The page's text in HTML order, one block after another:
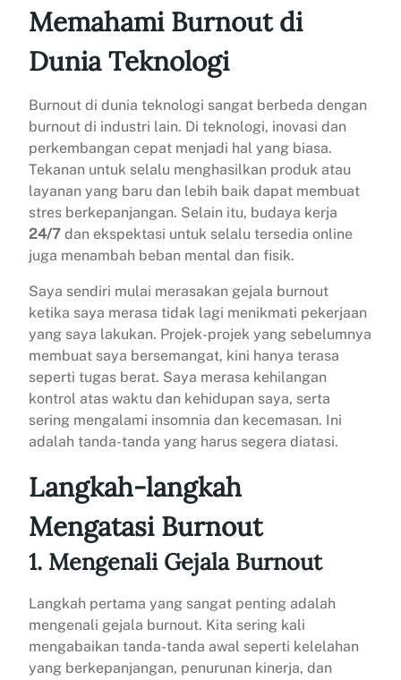
Memahami Burnout di
Dunia Teknologi
Burnout di dunia teknologi sangat berbeda dengan
burnout di industri lain. Di teknologi, inovasi dan
perkembangan cepat menjadi hal yang biasa.
Tekanan untuk selalu menghasilkan produk atau
layanan yang baru dan lebih baik dapat membuat
stres berkepanjangan. Selain itu, budaya kerja
24/7 dan ekspektasi untuk selalu tersedia online
juga menambah beban mental dan fisik.
Saya sendiri mulai merasakan gejala burnout
ketika saya merasa tidak lagi menikmati pekerjaan
yang saya lakukan. Projek-projek yang sebelumnya
membuat saya bersemangat, kini hanya terasa
seperti tugas berat. Saya merasa kehilangan
kontrol atas waktu dan kehidupan saya, serta
sering mengalami insomnia dan kecemasan. Ini
adalah tanda-tanda yang harus segera diatasi.
Langkah-langkah
Mengatasi Burnout
1. Mengenali Gejala Burnout
Langkah pertama yang sangat penting adalah
mengenali gejala burnout. Kita sering kali
mengabaikan tanda-tanda awal seperti kelelahan
yang berkepanjangan, penurunan kinerja, dan